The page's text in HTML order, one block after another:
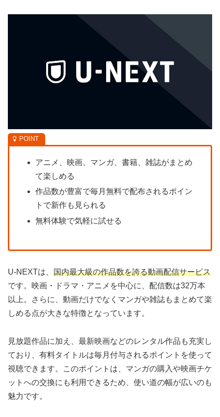
アニメ、映画、マンガ、書籍、雑誌がまとめ
て楽しめる
作品数が豊富で毎月無料で配布されるポイン
トで新作も見られる
無料体験で気軽に試せる
U-NEXTは、 国内最大級の作品数を誇る動画配信サービス
です。映画・ドラマ・アニメを中心に、配信数は32万本
以上。さらに、動画だけでなくマンガや雑誌もまとめて楽
しめる点が大きな特徴となっています。
見放題作品に加え、最新映画などのレンタル作品も充実し
ており、有料タイトルは毎月付与されるポイントを使って
視聴できます。このポイントは、マンガの購入や映画チケ
ットへの交換にも利用できるため、使い道の幅が広いのも
魅力です。